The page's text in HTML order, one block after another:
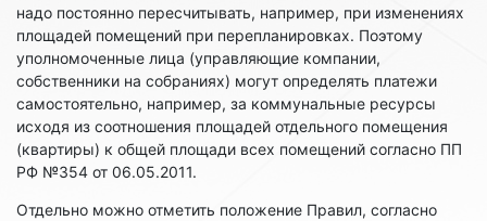
надо постоянно пересчитывать, например, при изменениях
площадей помещений при перепланировках. Поэтому
уполномоченные лица (управляющие компании,
собственники на собраниях) могут определять платежи
самостоятельно, например, за коммунальные ресурсы
исходя из соотношения площадей отдельного помещения
(квартиры) к общей площади всех помещений согласно ПП
РФ №354 от 06.05.2011.
Отдельно можно отметить положение Правил, согласно